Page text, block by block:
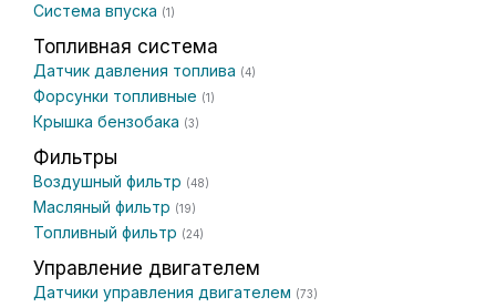
Система впуска (1)
Топливная система
Датчик давления топлива (4)
Форсунки топливные (1)
Крышка бензобака (3)
Фильтры
Воздушный фильтр (48)
Масляный фильтр (19)
Топливный фильтр (24)
Управление двигателем
Датчики управления двигателем (73)